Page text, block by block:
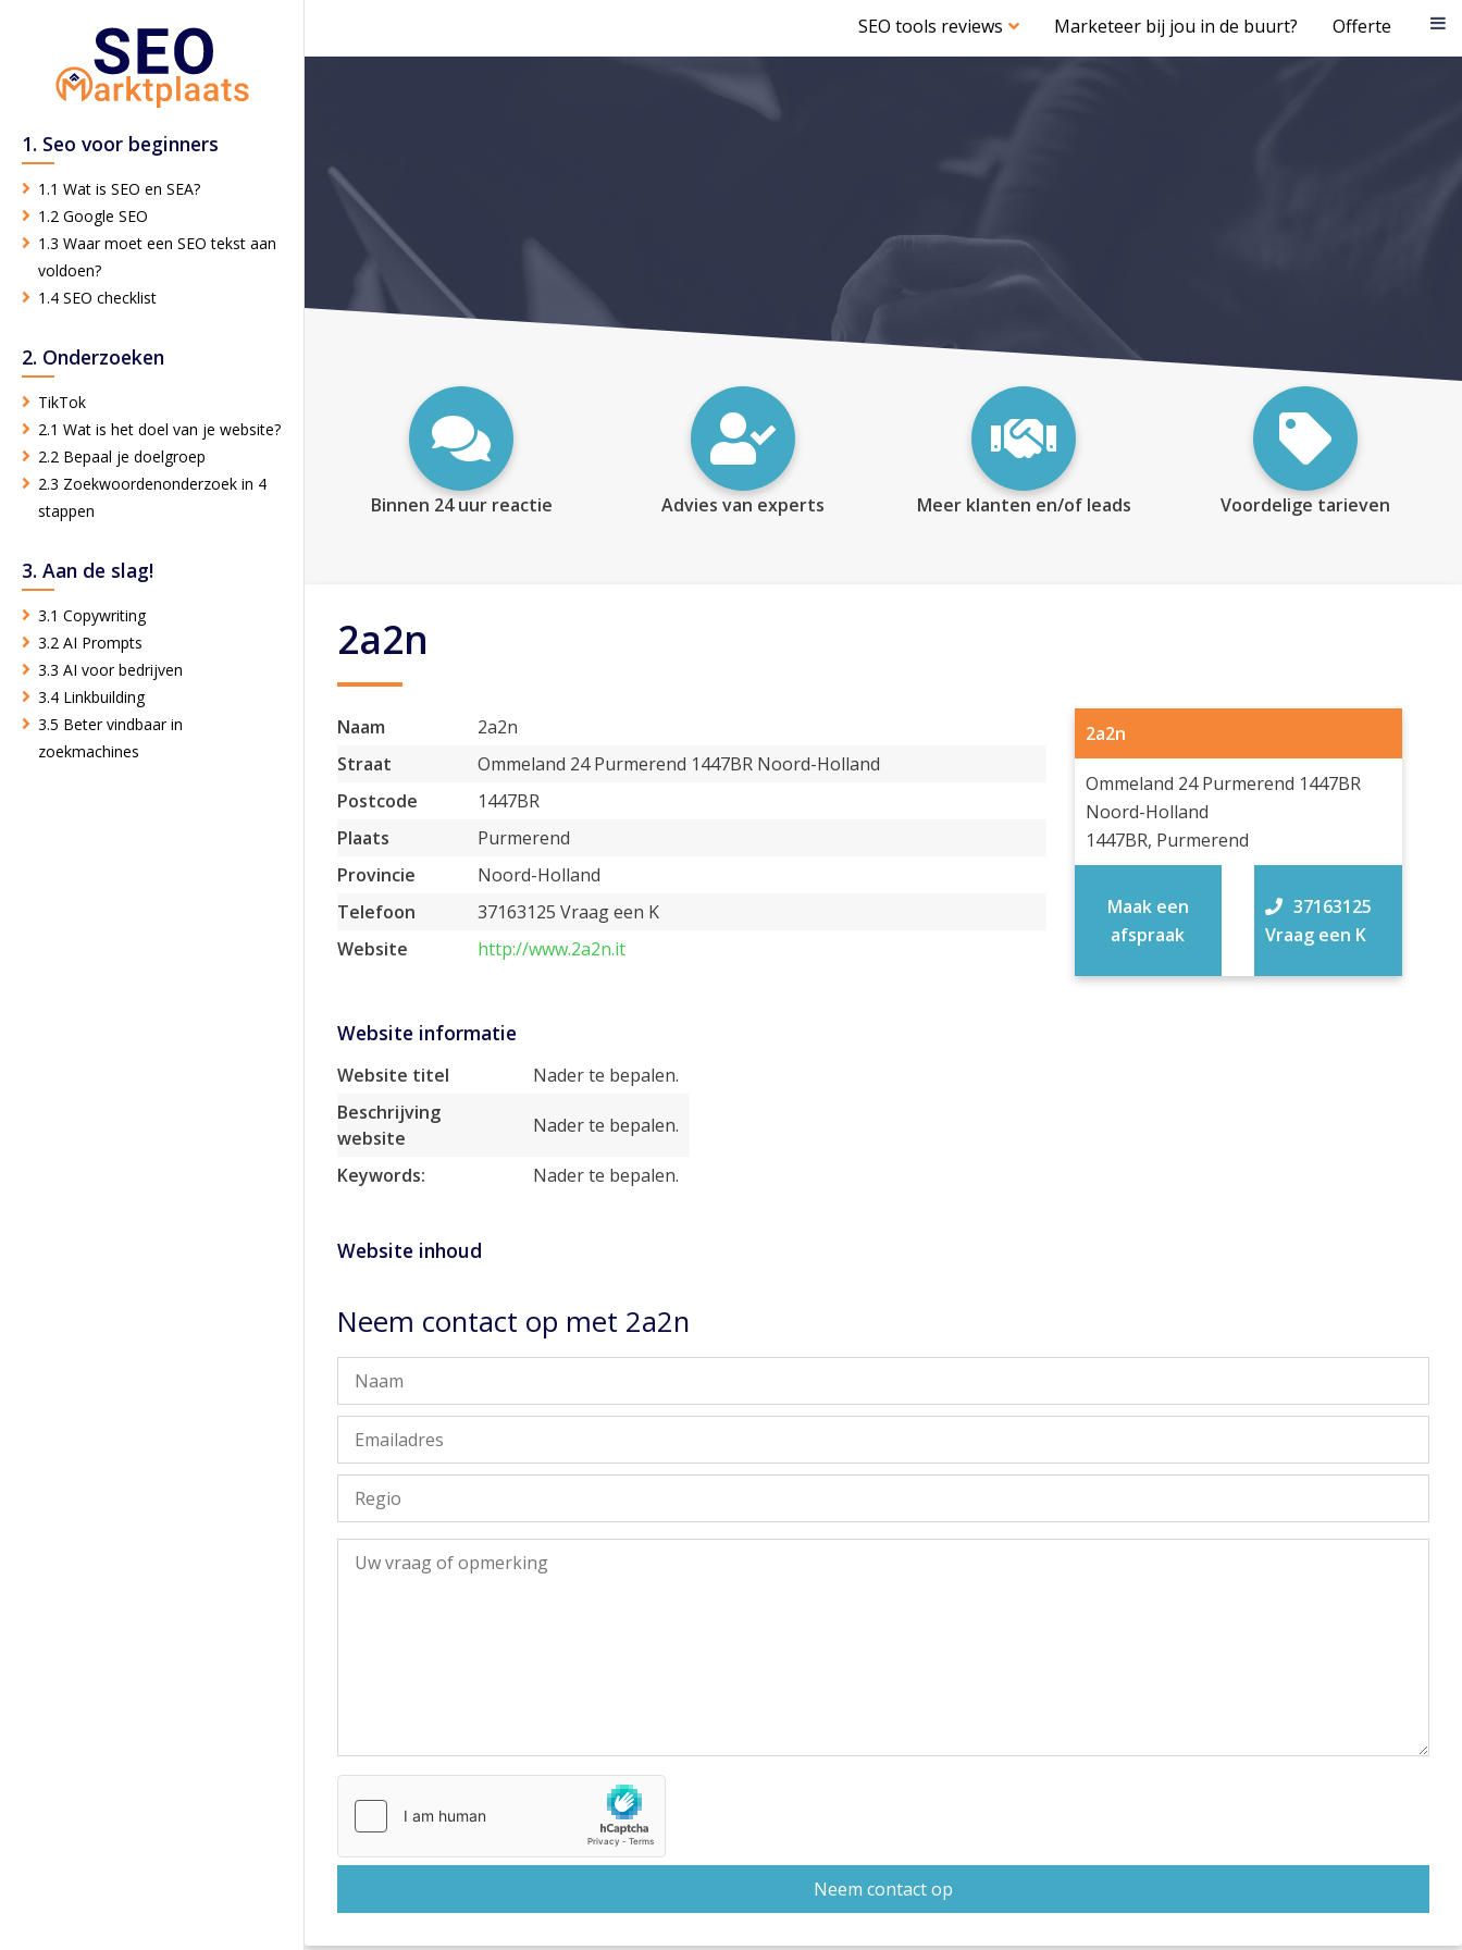
SEO tools reviews Marketeer bij jou in de buurt? Offerte
1. Seo voor beginners
1.1 Wat is SEO en SEA?
1.2 Google SEO
1.3 Waar moet een SEO tekst aan
voldoen?
1.4 SEO checklist
2. Onderzoeken
TikTok
2.1 Wat is het doel van je website?
2.2 Bepaal je doelgroep
2.3 Zoekwoordenonderzoek in 4
stappen
3. Aan de slag!
3.1 Copywriting
3.2 AI Prompts
3.3 AI voor bedrijven
3.4 Linkbuilding
3.5 Beter vindbaar in
zoekmachines
Binnen 24 uur reactie Advies van experts Meer klanten en/of leads Voordelige tarieven
2a2n
Naam
2a2n
Straat
Ommeland 24 Purmerend 1447BR Noord-Holland
Postcode
1447BR
Plaats
Purmerend
Provincie
Noord-Holland
Telefoon
37163125 Vraag een K
Website
http://www.2a2n.it
2a2n
Ommeland 24 Purmerend 1447BR
Noord-Holland
1447BR, Purmerend
37163125
Vraag een K
Maak een
afspraak
Website informatie
Website titel
Nader te bepalen.
Beschrijving
website
Nader te bepalen.
Keywords: Nader te bepalen.
Website inhoud
Neem contact op met 2a2n